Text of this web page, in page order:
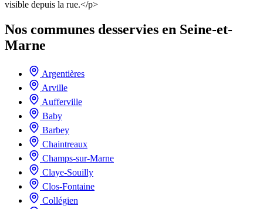
visible depuis la rue.</p>
Nos communes desservies en Seine-et-
Marne
Argentières
Arville
Aufferville
Baby
Barbey
Chaintreaux
Champs-sur-Marne
Claye-Souilly
Clos-Fontaine
Collégien